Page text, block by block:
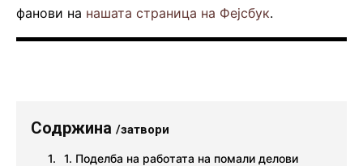
фанови на нашата страница на Фејсбук.
Содржина /затвори
1. Поделба на работата на помали делови